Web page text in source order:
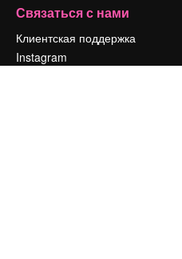
Связаться с нами
Клиентская поддержка
Instagram